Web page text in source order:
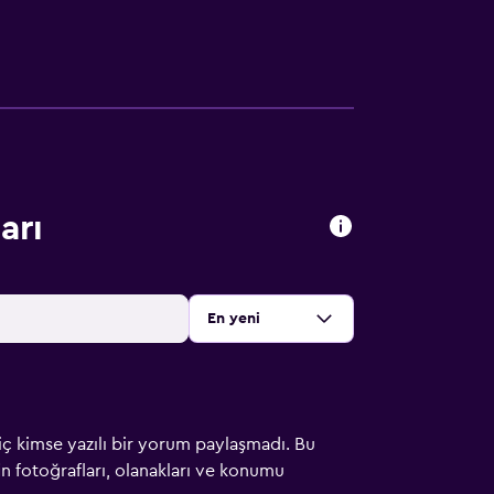
Sırala:
En yeni
yazılı bir yorum paylaşmadı. Bu
fotoğrafları, olanakları ve konumu